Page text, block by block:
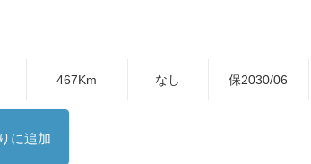
467Km なし 保2030/06
に追加